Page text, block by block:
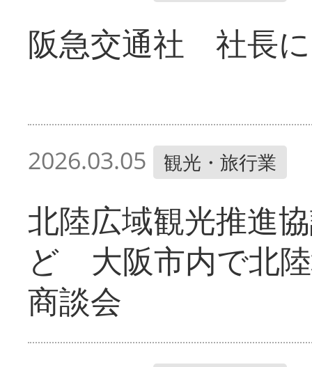
阪急交通社 社長
2026.03.05 観光・旅行業
北陸広域観光推進
ど 大阪市内で北
商談会